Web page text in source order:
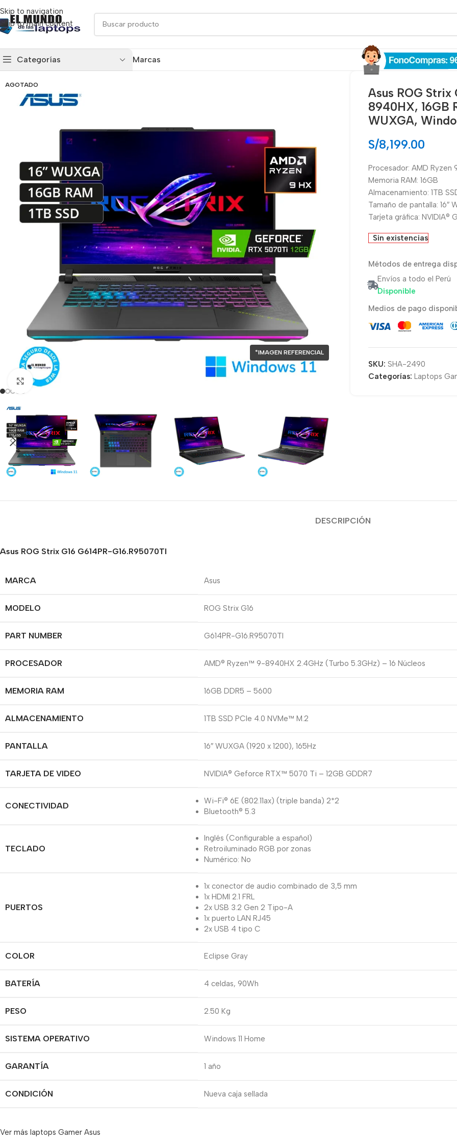
Skip to navigation
Skip to main content
Categorías Marcas
AGOTADO
Click para agrandar
*IMAGEN REFERENCIAL
Asus ROG Strix
8940HX, 16GB
WUXGA,
S/8,199.00
Procesador: AMD Ryzen
Memoria RAM: 16GB
Almacenamiento: 1TB
Tamaño de pantalla: 16″
Tarjeta gráfica: NVIDIA®
Sin existencias
Métodos de entrega
Envíos a todo el Perú
Disponible
Medios de pago
SKU: SHA-2490
Categorías: Laptops
DESCRIPCIÓN
Asus ROG Strix G16 G614PR-G16.R95070TI
MARCA Asus
MODELO ROG Strix G16
PART NUMBER G614PR-G16.R95070TI
PROCESADOR AMD® Ryzen™ 9-8940HX 2.4GHz (Turbo 5.3GHz) – 16 Núcleos
MEMORIA RAM 16GB DDR5 – 5600
ALMACENAMIENTO 1TB SSD PCIe 4.0 NVMe™ M.2
PANTALLA 16″ WUXGA (1920 x 1200), 165Hz
TARJETA DE VIDEO NVIDIA® Geforce RTX™ 5070 Ti – 12GB GDDR7
CONECTIVIDAD
Wi-Fi® 6E (802.11ax) (triple banda) 2*2
Bluetooth® 5.3
TECLADO
Inglés (Configurable a español)
Retroiluminado RGB por zonas
Numérico: No
PUERTOS
1x conector de audio combinado de 3,5 mm
1x HDMI 2.1 FRL
2x USB 3.2 Gen 2 Tipo-A
1x puerto LAN RJ45
2x USB 4 tipo C
COLOR Eclipse Gray
BATERÍA 4 celdas, 90Wh
PESO 2.50 Kg
SISTEMA OPERATIVO Windows 11 Home
GARANTÍA 1 año
CONDICIÓN Nueva caja sellada
Ver más laptops Gamer Asus